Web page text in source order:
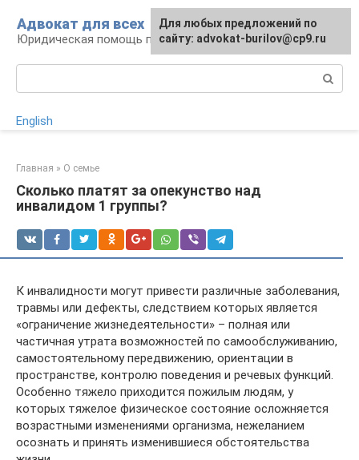
контенту
Адвокат для всех
Юридическая помощь по любому вопросу
English
Главная » О семье
Сколько платят за опекунство над
инвалидом 1 группы?
К инвалидности могут привести различные заболевания,
травмы или дефекты, следствием которых является
«ограничение жизнедеятельности» – полная или
частичная утрата возможностей по самообслуживанию,
самостоятельному передвижению, ориентации в
пространстве, контролю поведения и речевых функций.
Особенно тяжело приходится пожилым людям, у
которых тяжелое физическое состояние осложняется
возрастными изменениями организма, нежеланием
осознать и принять изменившиеся обстоятельства
Для любых предложений по
сайту: advokat-burilov@cp9.ru